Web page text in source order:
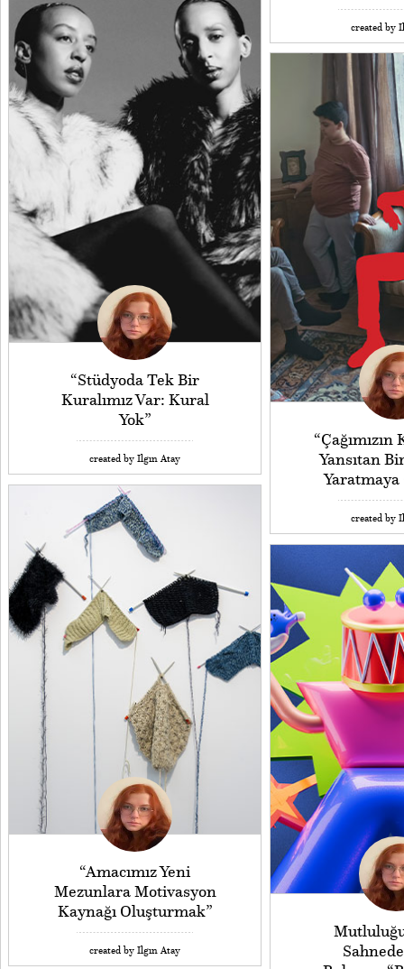
created by
“Stüdyoda Tek Bir
Kuralımız Var: Kural
Yok”
created by Ilgın Atay
“Çağımızın
Yansıtan
Yaratmaya
created by
“Amacımız Yeni
Mezunlara Motivasyon
Kaynağı Oluşturmak”
created by Ilgın Atay